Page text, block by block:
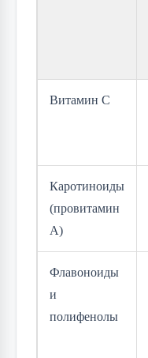
Витамин C
Каротиноиды
(провитамин
A)
Флавоноиды
и
полифенолы